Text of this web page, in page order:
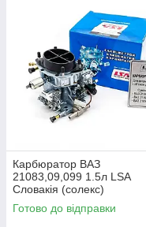
Карбюратор ВАЗ
21083,09,099 1.5л LSA
Словакія (солекс)
Готово до відправки